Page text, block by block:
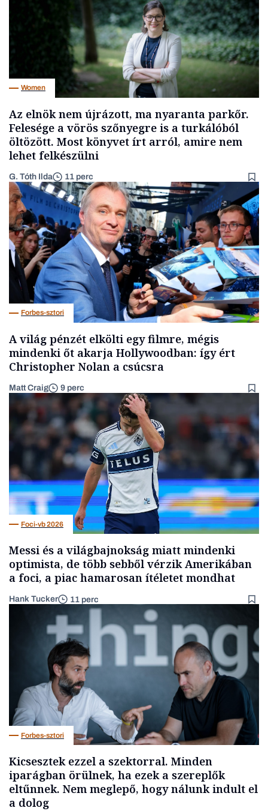
Women
Az elnök nem újrázott, ma nyaranta parkőr.
Felesége a vörös szőnyegre is a turkálóból
öltözött. Most könyvet írt arról, amire nem
lehet felkészülni
G. Tóth Ilda 11 perc
Forbes-sztori
A világ pénzét elkölti egy filmre, mégis
mindenki őt akarja Hollywoodban: így ért
Christopher Nolan a csúcsra
Matt Craig 9 perc
Foci-vb 2026
Messi és a világbajnokság miatt mindenki
optimista, de több sebből vérzik Amerikában
a foci, a piac hamarosan ítéletet mondhat
Hank Tucker 11 perc
Forbes-sztori
Kicsesztek ezzel a szektorral. Minden
iparágban örülnek, ha ezek a szereplők
eltűnnek. Nem meglepő, hogy nálunk indult el
a dolog